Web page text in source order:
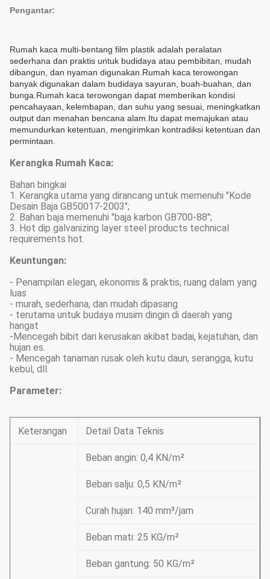
Pengantar:
Rumah kaca multi-bentang film plastik adalah peralatan
sederhana dan praktis untuk budidaya atau pembibitan, mudah
dibangun, dan nyaman digunakan.Rumah kaca terowongan
banyak digunakan dalam budidaya sayuran, buah-buahan, dan
bunga.Rumah kaca terowongan dapat memberikan kondisi
pencahayaan, kelembapan, dan suhu yang sesuai, meningkatkan
output dan menahan bencana alam.Itu dapat memajukan atau
memundurkan ketentuan, mengirimkan kontradiksi ketentuan dan
permintaan.
Kerangka Rumah Kaca:
Bahan bingkai
1. Kerangka utama yang dirancang untuk memenuhi "Kode
Desain Baja GB50017-2003";
2. Bahan baja memenuhi "baja karbon GB700-88";
3. Hot dip galvanizing layer steel products technical
requirements hot.
Keuntungan:
- Penampilan elegan, ekonomis & praktis, ruang dalam yang
luas
- murah, sederhana, dan mudah dipasang
- terutama untuk budaya musim dingin di daerah yang
hangat
-Mencegah bibit dari kerusakan akibat badai, kejatuhan, dan
hujan es.
- Mencegah tanaman rusak oleh kutu daun, serangga, kutu
kebul, dll.
Parameter:
Keterangan Detail Data Teknis
Beban angin: 0,4 KN/m²
Beban salju: 0,5 KN/m²
Curah hujan: 140 mm³/jam
Beban mati: 25 KG/m²
Beban gantung: 50 KG/m²